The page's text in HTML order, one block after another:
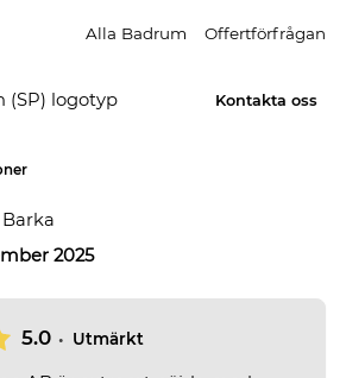
Alla Badrum Offertförfrågan
Kontakta oss
2025
5.0 • Utmärkt